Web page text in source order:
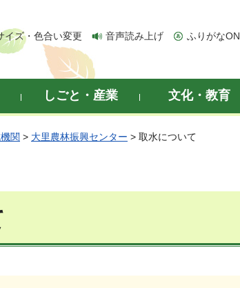
イズ・色合い変更 音声読み上げ ふりがなON
しごと・産業 文化・教育
関 > 大里農林振興センター > 取水について